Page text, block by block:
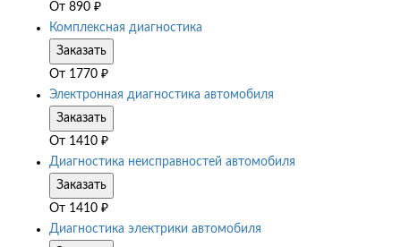
От 890 ₽
Комплексная диагностика
Заказать
От 1770 ₽
Электронная диагностика автомобиля
Заказать
От 1410 ₽
Диагностика неисправностей автомобиля
Заказать
От 1410 ₽
Диагностика электрики автомобиля